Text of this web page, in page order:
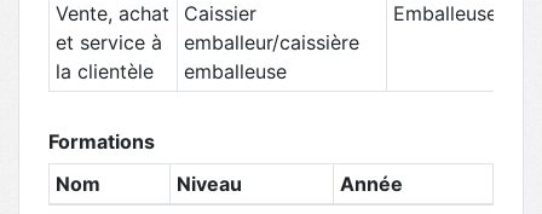
Vente, achat
et service à
la clientèle
Caissier
emballeur/caissière
emballeuse
Emballeuse
Formations
Nom
Niveau Année